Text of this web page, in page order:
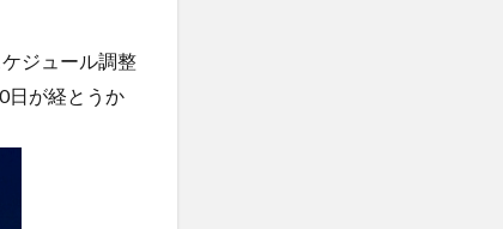
ジュール調整
日が経とうか